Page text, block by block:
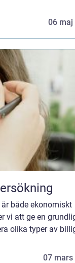
06 maj
både ekonomiskt
vi att ge en
olika typer av
07 mars